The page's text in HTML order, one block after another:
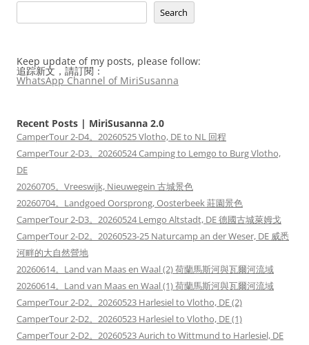
Search
Keep update of my posts, please follow:
追踪新文，請訂閱：
WhatsApp Channel of MiriSusanna
Recent Posts | MiriSusanna 2.0
CamperTour 2-D4。20260525 Vlotho, DE to NL 回程
CamperTour 2-D3。20260524 Camping to Lemgo to Burg Vlotho,
DE
20260705。Vreeswijk, Nieuwegein 古城景色
20260704。Landgoed Oorsprong, Oosterbeek 莊園景色
CamperTour 2-D3。20260524 Lemgo Altstadt, DE 德國古城萊姆戈
CamperTour 2-D2。20260523-25 Naturcamp an der Weser, DE 威悉
河畔的大自然營地
20260614。Land van Maas en Waal (2) 荷蘭馬斯河與瓦爾河流域
20260614。Land van Maas en Waal (1) 荷蘭馬斯河與瓦爾河流域
CamperTour 2-D2。20260523 Harlesiel to Vlotho, DE (2)
CamperTour 2-D2。20260523 Harlesiel to Vlotho, DE (1)
CamperTour 2-D2。20260523 Aurich to Wittmund to Harlesiel, DE